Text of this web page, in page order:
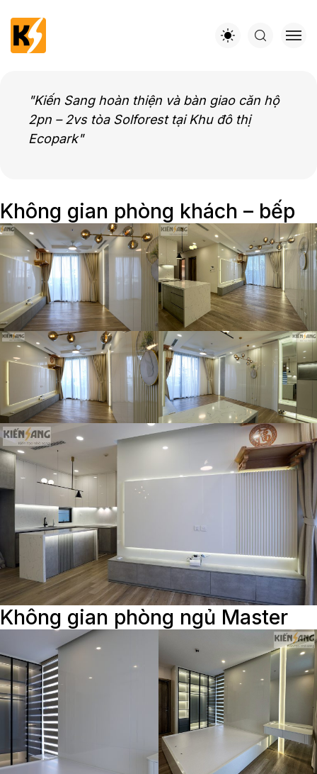
Kiến Sang hoàn thiện và bàn giao căn hộ
2pn – 2vs tòa Solforest tại Khu đô thị
Ecopark
Không gian phòng khách – bếp
Không gian phòng ngủ Master